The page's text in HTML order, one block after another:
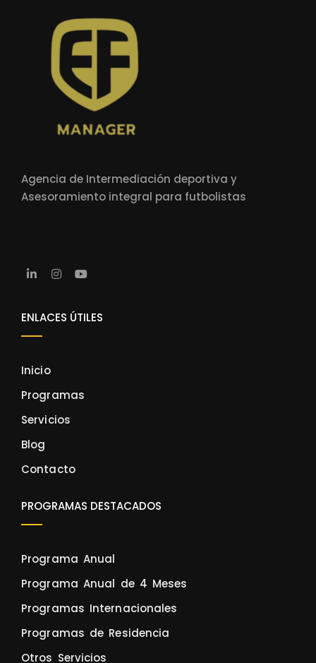
Agencia de Intermediación deportiva y
Asesoramiento integral para futbolistas
ENLACES ÚTILES
Inicio
Programas
Servicios
Blog
Contacto
PROGRAMAS DESTACADOS
Programa Anual
Programa Anual de 4 Meses
Programas Internacionales
Programas de Residencia
Otros Servicios